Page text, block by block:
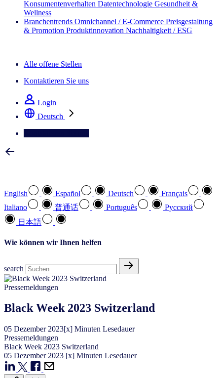
Konsumentenverhalten Datentechnologie Gesundheit &
Wellness
Branchentrends Omnichannel / E‑Commerce Preisgestaltung
& Promotion Produktinnovation Nachhaltigkeit / ESG
Alle offene Stellen
Kontaktieren Sie uns
Login
Deutsch
English Español Deutsch
Français
Italiano
普通话 Português
Pусский
日本語
Wie können wir Ihnen helfen
search
Pressemeldungen
Black Week 2023 Switzerland
05 Dezember 2023[x] Minuten Lesedauer
Pressemeldungen
Black Week 2023 Switzerland
05 Dezember 2023 [x] Minuten Lesedauer